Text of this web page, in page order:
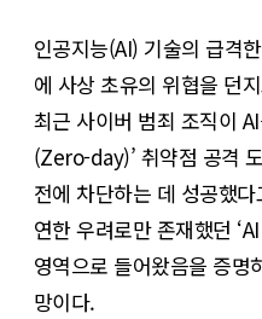
인공지능(AI) 기술의 급격
에 사상 초유의 위협을 던
최근 사이버 범죄 조직이
(Zero-day)’ 취약점 공격
전에 차단하는 데 성공했
연한 우려로만 존재했던
영역으로 들어왔음을 증명
망이다.